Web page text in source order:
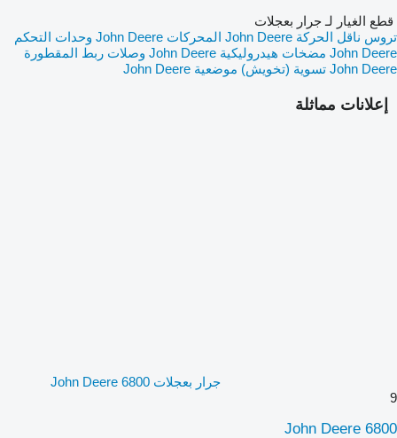
إعلانات مماثلة
جرار بعجلات John Deere 6800
9
John Deere 6800
قطع الغيار لـ جرار بعجلات
تروس ناقل الحركة John Deere
المحركات John Deere
وحدات التحكم
John Deere مضخات هيدروليكية John Deere
وصلات ربط المقطورة
John Deere تسوية (تخويش) موضعية John Deere